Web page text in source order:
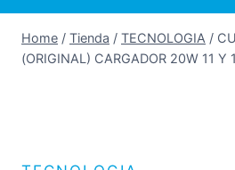
Home / Tienda / TECNOLOGIA /
(ORIGINAL) CARGADOR 20W 11 Y